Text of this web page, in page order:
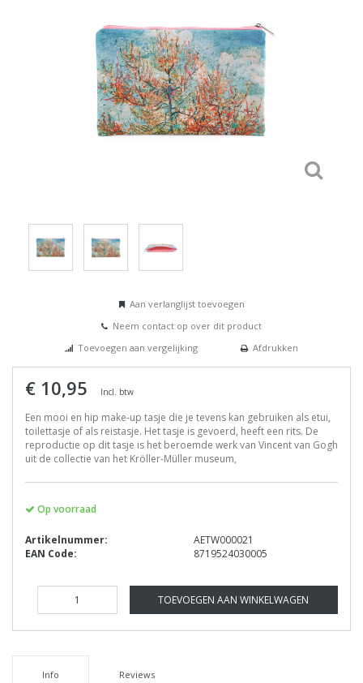
Aan verlanglijst toevoegen
Neem contact op over dit product
Toevoegen aan vergelijking
Afdrukken
€ 10,95 Incl. btw
Een mooi en hip make-up tasje die je tevens kan gebruiken als etui,
toilettasje of als reistasje. Het tasje is gevoerd, heeft een rits. De
reproductie op dit tasje is het beroemde werk van Vincent van Gogh
uit de collectie van het Kröller-Müller museum,
Op voorraad
Artikelnummer:
AETW000021
EAN Code:
8719524030005
TOEVOEGEN AAN WINKELWAGEN
Info Reviews